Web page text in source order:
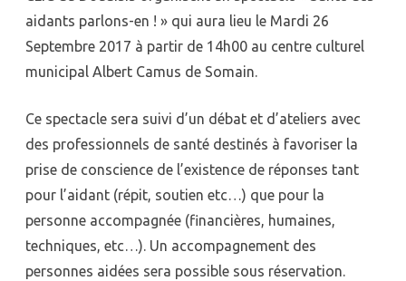
aidants parlons-en ! » qui aura lieu le Mardi 26
Septembre 2017 à partir de 14h00 au centre culturel
municipal Albert Camus de Somain.
Ce spectacle sera suivi d’un débat et d’ateliers avec
des professionnels de santé destinés à favoriser la
prise de conscience de l’existence de réponses tant
pour l’aidant (répit, soutien etc…) que pour la
personne accompagnée (financières, humaines,
techniques, etc…). Un accompagnement des
personnes aidées sera possible sous réservation.